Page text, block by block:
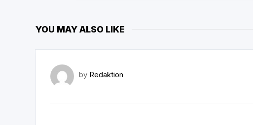
YOU MAY ALSO LIKE
by Redaktion